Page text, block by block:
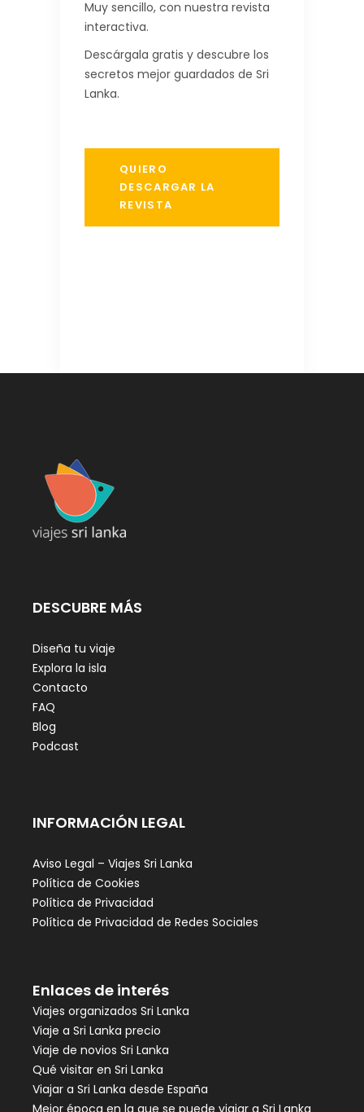
Muy sencillo, con nuestra revista
interactiva.
Descárgala gratis y descubre los
secretos mejor guardados de Sri
Lanka.
QUIERO
DESCARGAR LA
REVISTA
DESCUBRE MÁS
Diseña tu viaje
Explora la isla
Contacto
FAQ
Blog
Podcast
INFORMACIÓN LEGAL
Aviso Legal – Viajes Sri Lanka
Política de Cookies
Política de Privacidad
Política de Privacidad de Redes Sociales
Enlaces de interés
Viajes organizados Sri Lanka
Viaje a Sri Lanka precio
Viaje de novios Sri Lanka
Qué visitar en Sri Lanka
Viajar a Sri Lanka desde España